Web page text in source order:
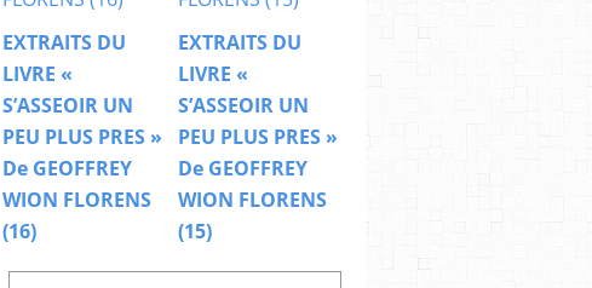
EXTRAITS DU
LIVRE «
S’ASSEOIR UN
PEU PLUS PRES »
De GEOFFREY
WION FLORENS
(16)
EXTRAITS DU
LIVRE «
S’ASSEOIR UN
PEU PLUS PRES »
De GEOFFREY
WION FLORENS
(15)